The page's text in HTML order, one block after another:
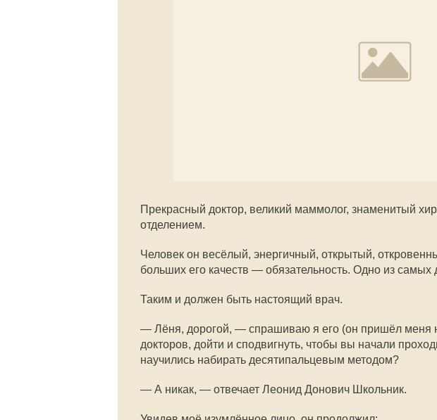
Прекрасный доктор, великий маммолог, знаменитый
отделением.
Человек он весёлый, энергичный, открытый,
больших его качеств — обязательность. Одно из самых
Таким и должен быть настоящий врач.
— Лёня, дорогой, — спрашиваю я его (он пришёл меня
докторов, дойти и сподвигнуть, чтобы вы начали
научились набирать десятипальцевым методом?
— А никак, — отвечает Леонид Донович Школьник.